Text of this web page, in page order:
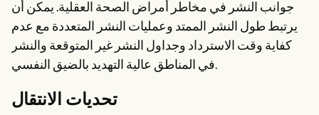
جوانب النشر في مخاطر أمراض الصحة العقلية. يمكن أن
يرتبط طول النشر الممتد وعمليات النشر المتعددة مع عدم
كفاية وقت الاسترداد وجداول النشر غير المتوقعة والنشر
في المناطق عالية التهديد بالضيق النفسي.
تحديات الانتقال